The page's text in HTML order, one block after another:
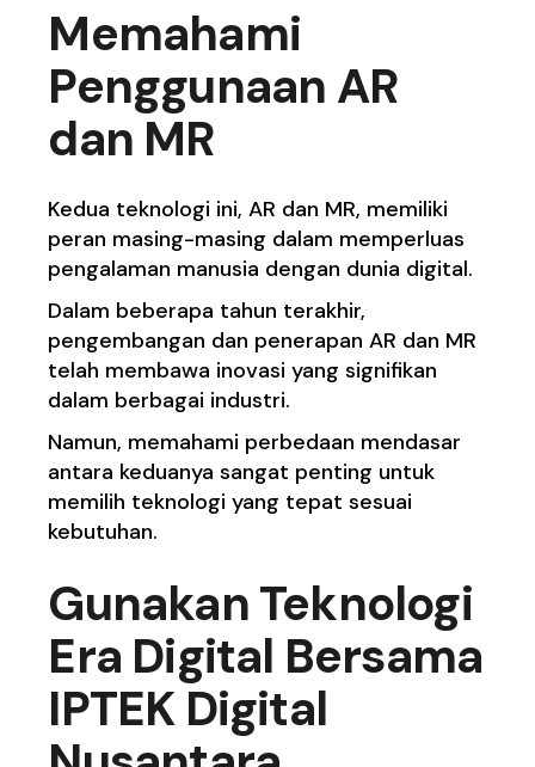
Memahami
Penggunaan AR
dan MR
Kedua teknologi ini, AR dan MR, memiliki
peran masing-masing dalam memperluas
pengalaman manusia dengan dunia digital.
Dalam beberapa tahun terakhir,
pengembangan dan penerapan AR dan MR
telah membawa inovasi yang signifikan
dalam berbagai industri.
Namun, memahami perbedaan mendasar
antara keduanya sangat penting untuk
memilih teknologi yang tepat sesuai
kebutuhan.
Gunakan Teknologi
Era Digital Bersama
IPTEK Digital